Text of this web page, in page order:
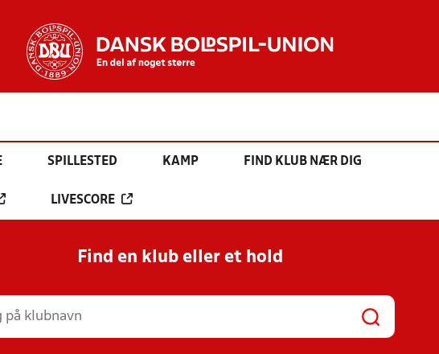
SPILLESTED KAMP FIND KLUB NÆR DIG
LIVESCORE
Find en klub eller et hold